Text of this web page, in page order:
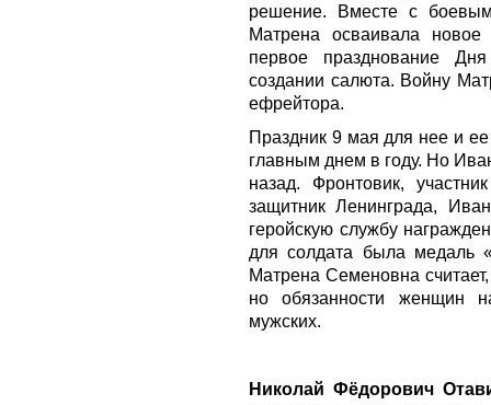
решение. Вместе с
Матрена осваивала
первое празднование
создании салюта. Войну
ефрейтора.
Праздник 9 мая для нее и
главным днем в году. Но
назад. Фронтовик,
защитник Ленинграда,
геройскую службу
для солдата была медаль
Матрена Семеновна
но обязанности женщин
мужских.
Николай Фёдорович